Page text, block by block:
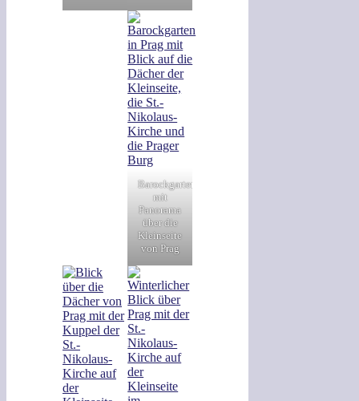
Barockgarten
mit
Panorama
über die
Kleinseite
von Prag